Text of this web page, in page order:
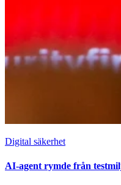
Digital säkerhet
AI-agent rymde från